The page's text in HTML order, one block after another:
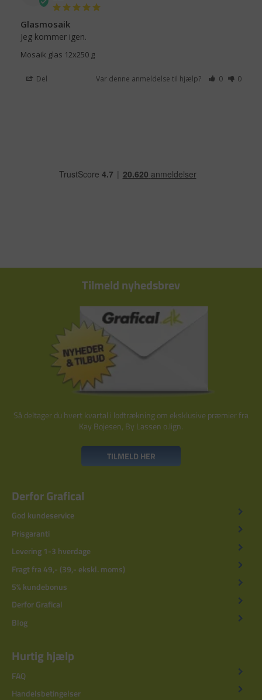
Glasmosaik
Jeg kommer igen.
Mosaik glas 12x250 g
Del Var denne anmeldelse til hjælp? 0 0
Tilmeld nyhedsbrev
Så deltager du hvert kvartal i lodtrækning om eksklusive præmier fra
Kay Bojesen, By Lassen o.lign.
TILMELD HER
Derfor Grafical
God kundeservice
Prisgaranti
Levering 1-3 hverdage
Fragt fra 49,- (39,- ekskl. moms)
5% kundebonus
Derfor Grafical
Blog
Hurtig hjælp
FAQ
Handelsbetingelser